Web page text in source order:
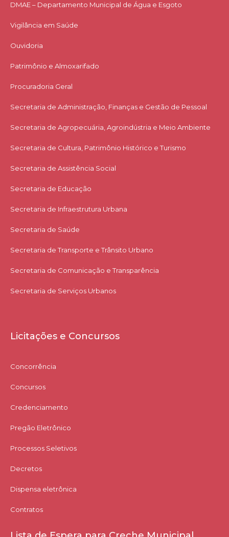
DMAE – Departamento Municipal de Água e Esgoto
Vigilância em Saúde
Ouvidoria
Patrimônio e Almoxarifado
Procuradoria Geral
Secretaria de Administração, Finanças e Gestão de Pessoal
Secretaria de Agropecuária, Agroindústria e Meio Ambiente
Secretaria de Cultura, Patrimônio Histórico e Turismo
Secretaria de Assistência Social
Secretaria de Educação
Secretaria de Infraestrutura Urbana
Secretaria de Saúde
Secretaria de Transporte e Trânsito Urbano
Secretaria de Comunicação e Transparência
Secretaria de Serviços Urbanos
Licitações e Concursos
Concorrência
Concursos
Credenciamento
Pregão Eletrônico
Processos Seletivos
Decretos
Dispensa eletrônica
Contratos